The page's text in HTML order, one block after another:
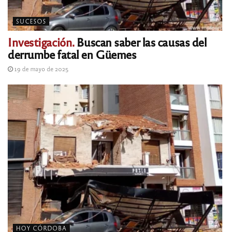
SUCESOS
Investigación.Buscan saber las causas del
derrumbe fatal en Güemes
19 de mayo de 2025
HOY CÓRDOBA